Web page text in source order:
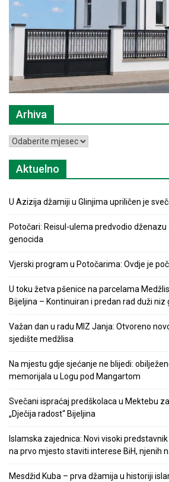
Arhiva
Arhiva
Aktuelno
U Azizija džamiji u Glinjima upriličen je
Potočari: Reisul-ulema predvodio
genocida
Vjerski program u Potočarima: Ovdje je
U toku žetva pšenice na parcelama
Bijeljina – Kontinuiran i predan rad duži niz
Važan dan u radu MIZ Janja: Otvoreno
sjedište medžlisa
Na mjestu gdje sjećanje ne blijedi:
memorijala u Logu pod Mangartom
Svečani ispraćaj predškolaca u Mektebu
„Dječija radost“ Bijeljina
Islamska zajednica: Novi visoki
na prvo mjesto staviti interese BiH, njenih
Mesdžid Kuba – prva džamija u historiji